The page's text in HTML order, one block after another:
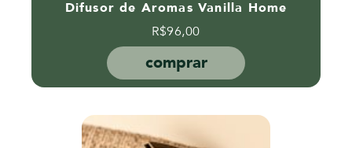
Difusor de Aromas Vanilla Home
R$96,00
comprar